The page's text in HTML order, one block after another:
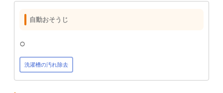
自動おそうじ
○
洗濯槽の汚れ除去